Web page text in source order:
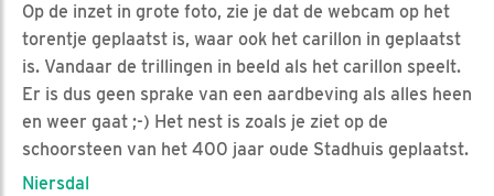
Op de inzet in grote foto, zie je dat de webcam op het
torentje geplaatst is, waar ook het carillon in geplaatst
is. Vandaar de trillingen in beeld als het carillon speelt.
Er is dus geen sprake van een aardbeving als alles heen
en weer gaat ;-) Het nest is zoals je ziet op de
schoorsteen van het 400 jaar oude Stadhuis geplaatst.
Niersdal